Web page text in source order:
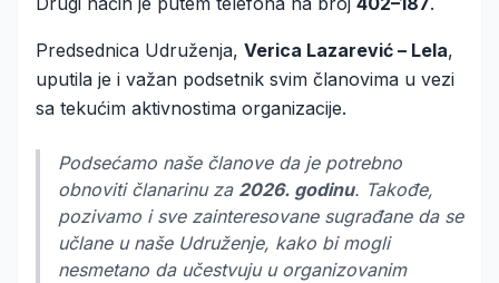
Predsednica Udruženja, Verica Lazarević – Lela,
uputila je i važan podsetnik svim članovima u vezi
sa tekućim aktivnostima organizacije.
Podsećamo naše članove da je potrebno
obnoviti članarinu za 2026. godinu. Takođe,
pozivamo i sve zainteresovane sugrađane da se
učlane u naše Udruženje, kako bi mogli
nesmetano da učestvuju u organizovanim